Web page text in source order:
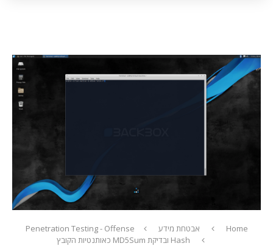
Home אבטחת מידע
Penetration Testing - Offense
Hash ובדיקת MD5Sum כאותנטיות הקובץ